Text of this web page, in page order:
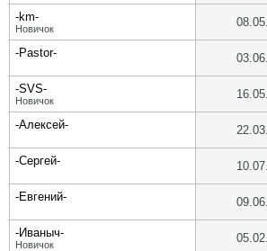
-km-
Новичок
-Pastor-
-SVS-
Новичок
-Алексей-
-Сергей-
-Евгений-
-Иваныч-
Новичок